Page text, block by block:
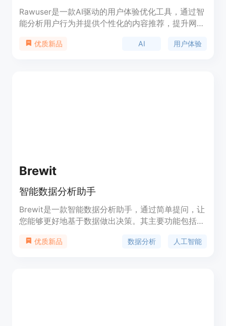
Rawuser是一款AI驱动的用户体验优化工具，通过智
能分析用户行为并提供个性化的内容推荐，提升网站
与自己的平台进行集成，获取每日用户会话的统计和
优质新品 AI 用户体验
Brewit
智能数据分析助手
Brewit是一款智能数据分析助手，通过简单提问，让
您能够更好地基于数据做出决策。其主要功能包括数
不同之处在于其能简化数据管理，为协作式数据驱动
优质新品 数据分析 人工智能